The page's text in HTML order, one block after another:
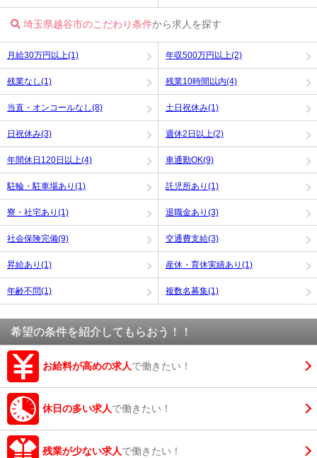
埼玉県越谷市のこだわり条件から求人を探す
月給30万円以上(1) 年収500万円以上(2)
残業なし(1) 残業10時間以内(4)
当直・オンコールなし(8) 土日祝休み(1)
日祝休み(3) 週休2日以上(2)
年間休日120日以上(4) 車通勤OK(9)
駐輪・駐車場あり(1) 託児所あり(1)
寮・社宅あり(1) 退職金あり(3)
社会保険完備(9) 交通費支給(3)
昇給あり(1) 産休・育休実績あり(1)
年齢不問(1) 複数名募集(1)
希望の条件を紹介してもらおう！！
お給料が高めの求人で働きたい！
休日の多い求人で働きたい！
残業が少ない求人で働きたい！